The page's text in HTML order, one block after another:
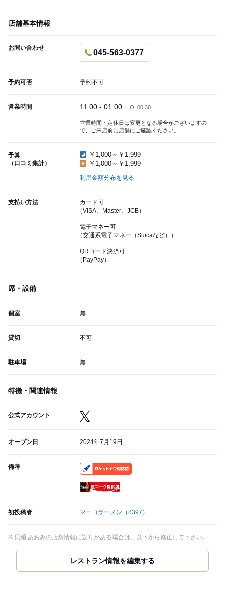
店舗基本情報
お問い合わせ
045-563-0377
予約可否 予約不可
営業時間 11:00 - 01:00 L.O. 00:30
営業時間・定休日は変更となる場合がございますの
で、ご来店前に店舗にご確認ください。
予算
（口コミ集計）
￥1,000～￥1,999
￥1,000～￥1,999
利用金額分布を見る
支払い方法
カード可
（VISA、Master、JCB）
電子マネー可
（交通系電子マネー（Suicaなど））
QRコード決済可
（PayPay）
席・設備
個室 無
貸切 不可
駐車場 無
特徴・関連情報
公式アカウント
オープン日 2024年7月19日
備考
初投稿者 マーコラーメン （8397）
※貝麺 あおみの店舗情報に誤りがある場合は、以下から修正して下さい。